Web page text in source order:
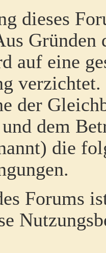
dieses
Gründen
auf eine
der
dem
die
Forums